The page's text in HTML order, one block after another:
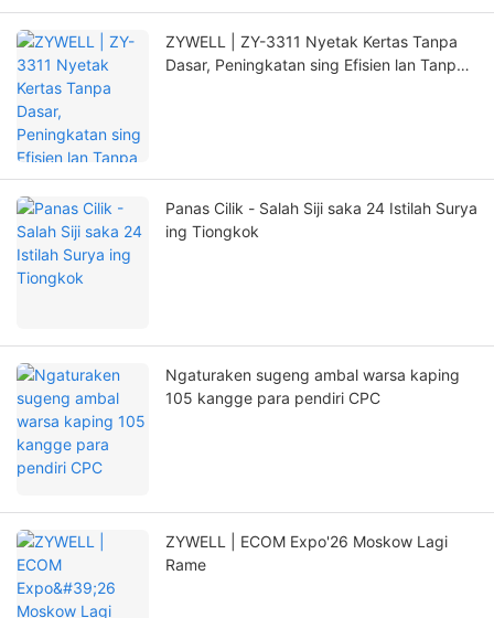
ZYWELL | ZY-3311 Nyetak Kertas Tanpa
Dasar, Peningkatan sing Efisien lan Tanpa
Panas Cilik - Salah Siji saka 24 Istilah Surya
ing Tiongkok
Ngaturaken sugeng ambal warsa kaping
105 kangge para pendiri CPC
ZYWELL | ECOM Expo'26 Moskow Lagi
Rame